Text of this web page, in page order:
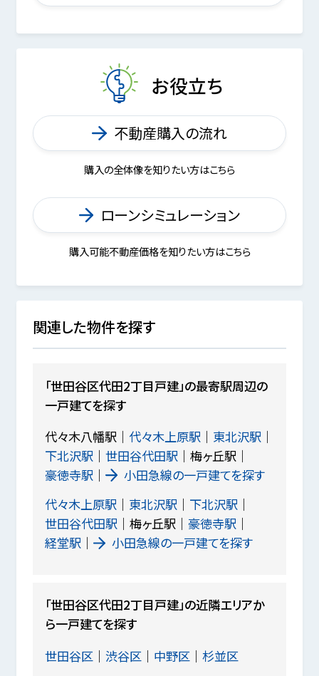
お役立ち
不動産購入の流れ
購入の全体像を知りたい方はこちら
ローンシミュレーション
購入可能不動産価格を知りたい方はこちら
関連した物件を探す
「世田谷区代田2丁目戸建」の最寄駅周辺の
一戸建てを探す
代々木八幡駅
代々木上原駅
東北沢駅
下北沢駅
世田谷代田駅
梅ヶ丘駅
豪徳寺駅
小田急線の一戸建てを探す
代々木上原駅
東北沢駅
下北沢駅
世田谷代田駅
梅ヶ丘駅
豪徳寺駅
経堂駅
小田急線の一戸建てを探す
「世田谷区代田2丁目戸建」の近隣エリアか
ら一戸建てを探す
世田谷区
渋谷区 中野区 杉並区